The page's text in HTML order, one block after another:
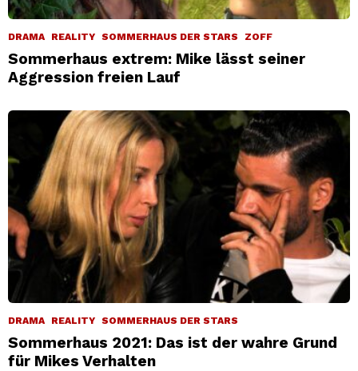
DRAMA REALITY SOMMERHAUS DER STARS ZOFF
Sommerhaus extrem: Mike lässt seiner
Aggression freien Lauf
DRAMA REALITY SOMMERHAUS DER STARS
Sommerhaus 2021: Das ist der wahre Grund
für Mikes Verhalten